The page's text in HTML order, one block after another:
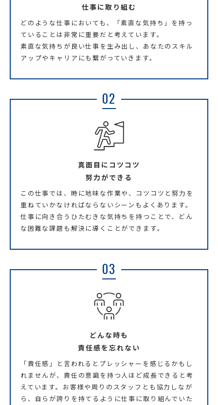
仕事に取り組む
どのような仕事においても、「素直な気持ち」を持っ
ていることは非常に重要だと考えています。
素直な気持ちが良い仕事を生み出し、あなたのスキル
アップやキャリアにも繋がっていきます。
02
真面目にコツコツ
努力ができる
この仕事では、時に地味な作業や、コツコツと努力を
重ねていかなければならないシーンもよくあります。
仕事に向き合うひたむきな気持ちを持つことで、どん
な困難な課題も解決に導くことができます。
03
どんな時も
責任感を忘れない
「責任感」と言われるとプレッシャーを感じるかもし
れませんが、責任の意識を持つ人ほど成長できると考
えています。お客様や周りのスタッフとも協力しなが
ら、自らが誇りを持てるように仕事に取り組んでいた